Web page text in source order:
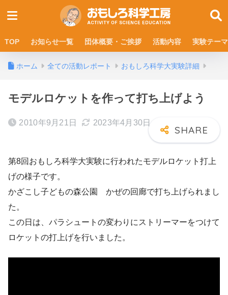
TOP お知らせ一覧 団体概要・ご挨拶 活動内容 実験テーマ
ホーム 全ての活動レポート おもしろ科学大実験詳細
モデルロケットを作って打ち上げよう
2010年9月21日 2023年4月30日
第8回おもしろ科学大実験に行われたモデルロケット打上
げの様子です。
かざこし子どもの森公園 かぜの回廊で打ち上げられまし
た。
この日は、パラシュートの変わりにストリーマーをつけて
ロケットの打上げを行いました。